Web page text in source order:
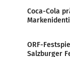
Coca-Cola
ORF-
Salzburger